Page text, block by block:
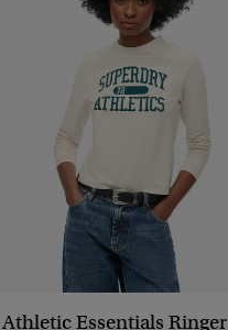
Athletic Essentials Ringer